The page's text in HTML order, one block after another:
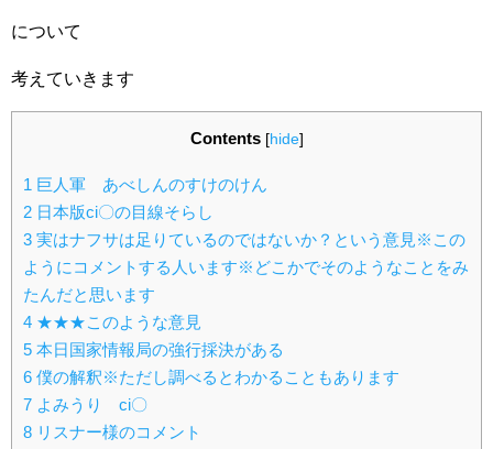
について
考えていきます
Contents [hide]
1 巨人軍 あべしんのすけのけん
2 日本版ci〇の目線そらし
3 実はナフサは足りているのではないか？という意見※この
ようにコメントする人います※どこかでそのようなことをみ
たんだと思います
4 ★★★このような意見
5 本日国家情報局の強行採決がある
6 僕の解釈※ただし調べるとわかることもあります
7 よみうり ci〇
8 リスナー様のコメント